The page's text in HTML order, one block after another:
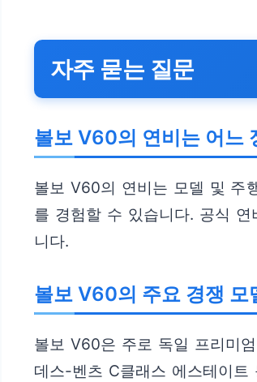
자주 묻는 질문
볼보 V60의 연비는 어느
볼보 V60의 연비는 모델 및 주
를 경험할 수 있습니다. 공식
니다.
볼보 V60의 주요 경쟁 모
볼보 V60은 주로 독일 프리미
데스-벤츠 C클래스 에스테이